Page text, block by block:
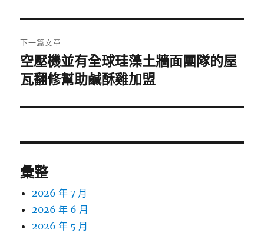
覽
文
章:
下一篇文章
下
一
文
空壓機並有全球珪藻土牆面團隊的屋
瓦翻修幫助鹹酥雞加盟
彙整
2026 年 7 月
2026 年 6 月
2026 年 5 月